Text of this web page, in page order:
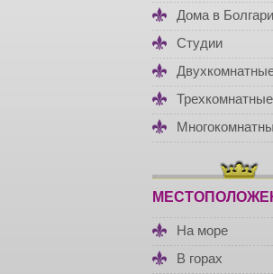
Дома в
Студии
Трехкомнатные
На море
В горах